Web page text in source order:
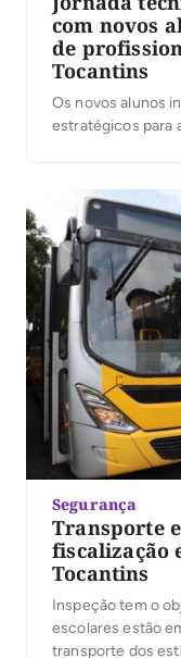
com novos
de
Tocantins
Os novos alunos
estratégicos para
Segurança
Transporte
fiscalização
Tocantins
Inspeção tem o
escolares estão
transporte dos